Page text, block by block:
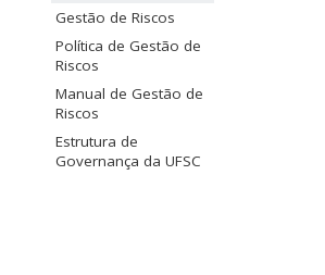
Gestão de Riscos
Política de Gestão de
Riscos
Manual de Gestão de
Riscos
Estrutura de
Governança da UFSC